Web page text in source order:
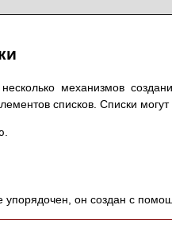
механизмов
списков. Списки могут
он создан с